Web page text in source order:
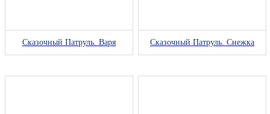
Сказочный Патруль. Варя Сказочный Патруль. Снежка